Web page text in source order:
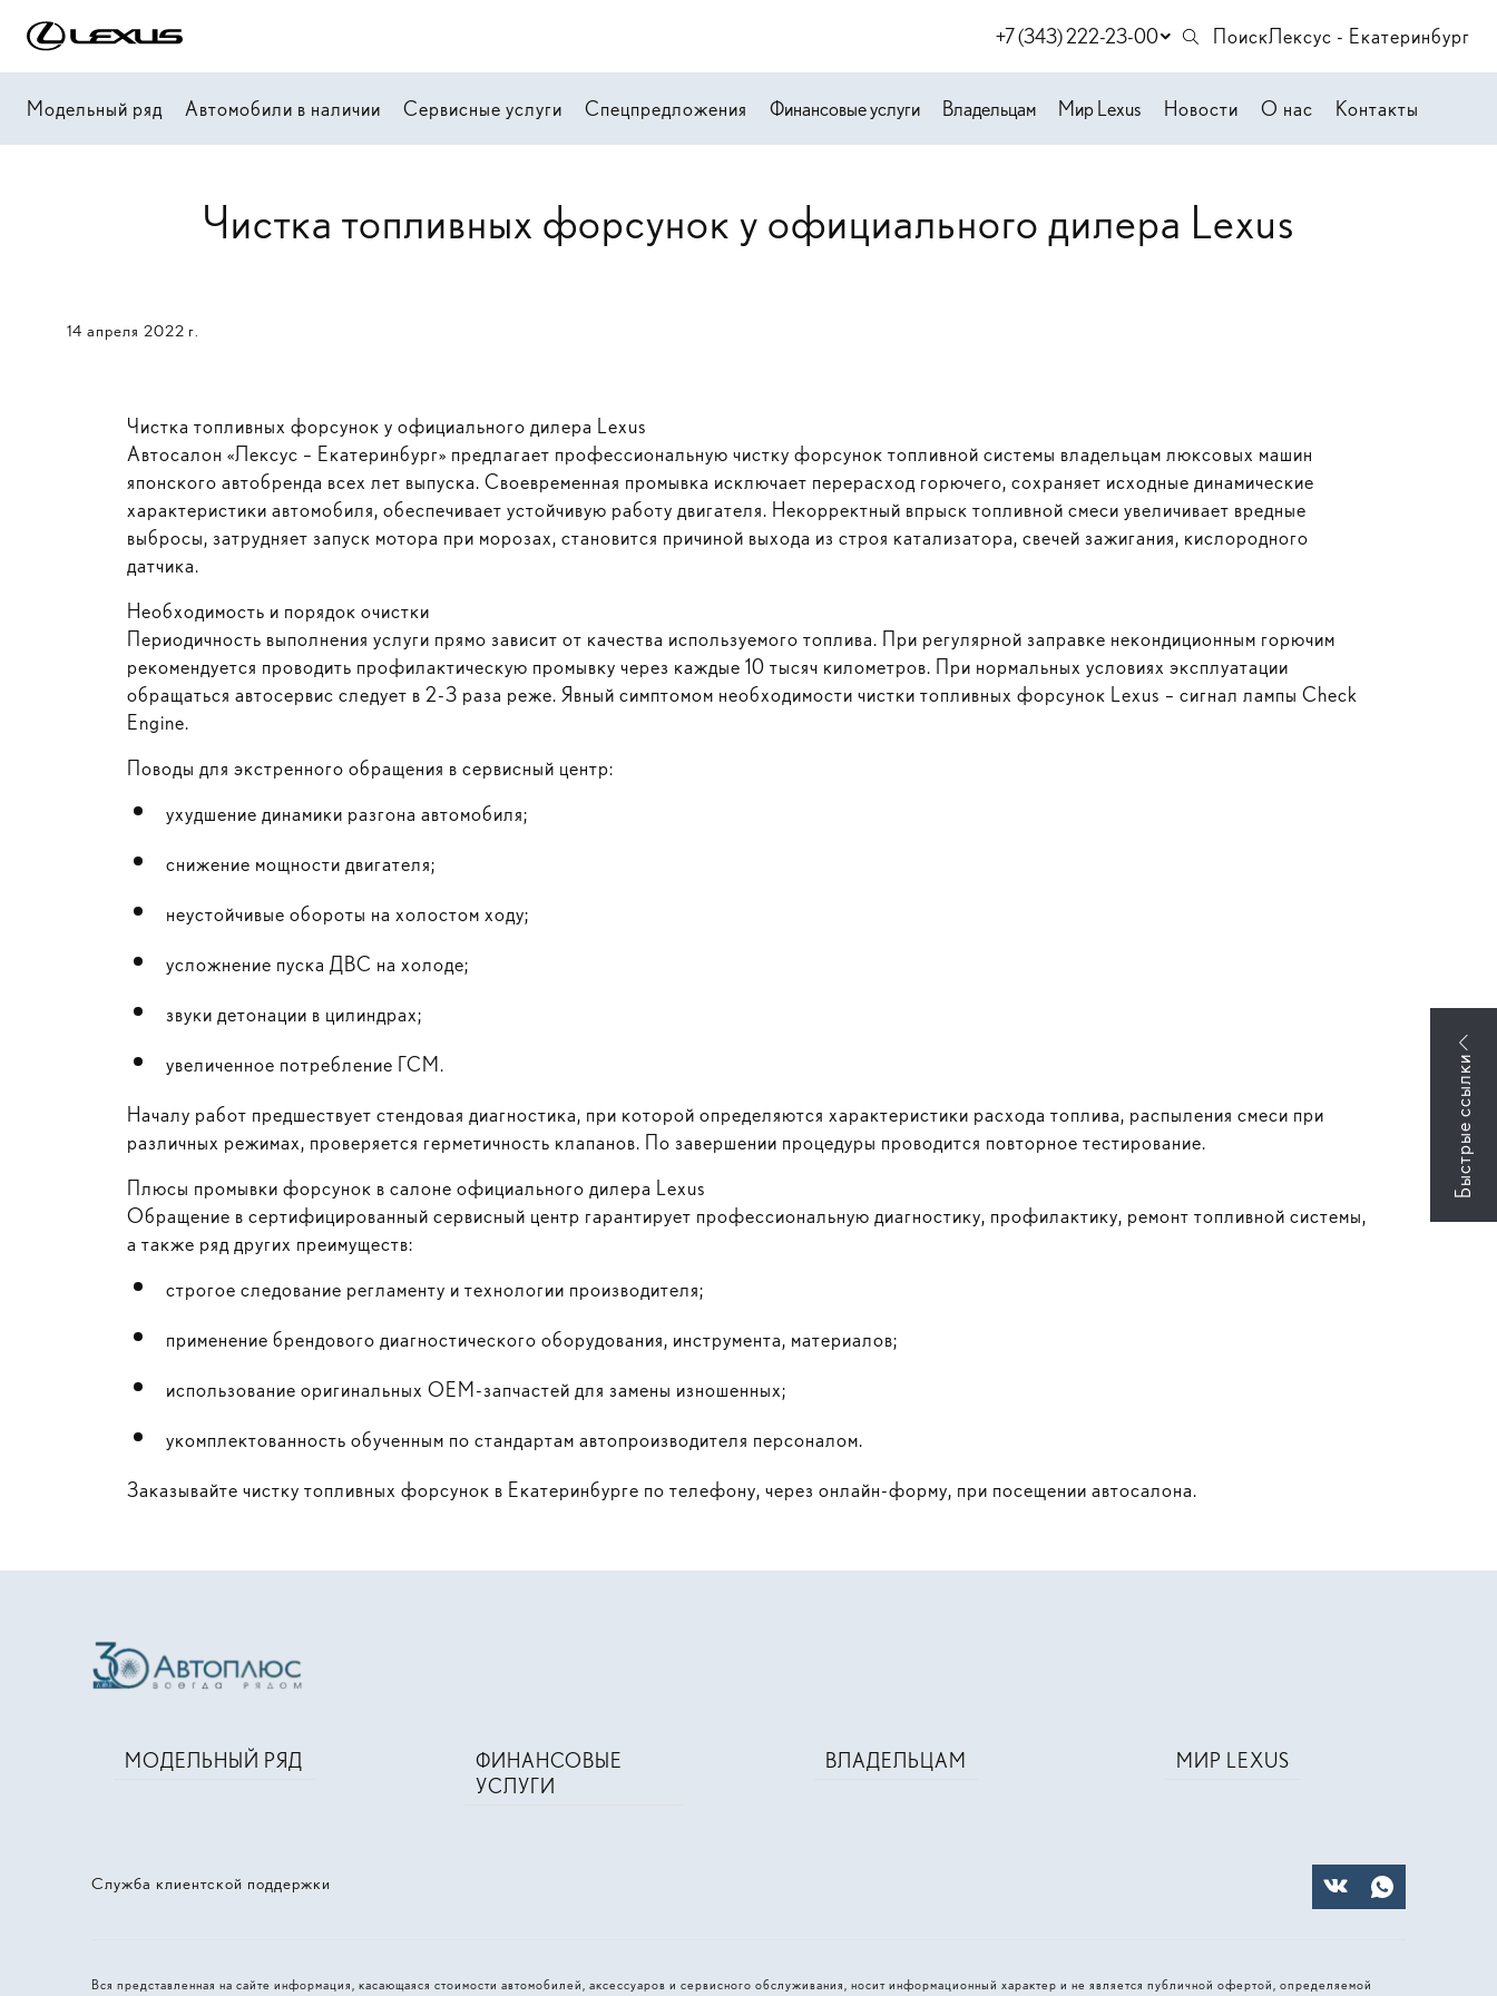
+7 (343) 222-23-00 ПоискЛексус - Екатеринбург
Модельный ряд Автомобили в наличии Сервисные услуги Спецпредложения Финансовые услуги Владельцам Мир Lexus Новости О нас Контакты
Чистка топливных форсунок у официального дилера Lexus
14 апреля 2022 г.
Чистка топливных форсунок у официального дилера Lexus
Автосалон «Лексус – Екатеринбург» предлагает профессиональную чистку форсунок топливной системы владельцам люксовых машин
японского автобренда всех лет выпуска. Своевременная промывка исключает перерасход горючего, сохраняет исходные динамические
характеристики автомобиля, обеспечивает устойчивую работу двигателя. Некорректный впрыск топливной смеси увеличивает вредные
выбросы, затрудняет запуск мотора при морозах, становится причиной выхода из строя катализатора, свечей зажигания, кислородного
датчика.
Необходимость и порядок очистки
Периодичность выполнения услуги прямо зависит от качества используемого топлива. При регулярной заправке некондиционным горючим
рекомендуется проводить профилактическую промывку через каждые 10 тысяч километров. При нормальных условиях эксплуатации
обращаться автосервис следует в 2-3 раза реже. Явный симптомом необходимости чистки топливных форсунок Lexus – сигнал лампы Check
Engine.
Поводы для экстренного обращения в сервисный центр:
ухудшение динамики разгона автомобиля;
снижение мощности двигателя;
неустойчивые обороты на холостом ходу;
усложнение пуска ДВС на холоде;
звуки детонации в цилиндрах;
увеличенное потребление ГСМ.
Началу работ предшествует стендовая диагностика, при которой определяются характеристики расхода топлива, распыления смеси при
различных режимах, проверяется герметичность клапанов. По завершении процедуры проводится повторное тестирование.
Плюсы промывки форсунок в салоне официального дилера Lexus
Обращение в сертифицированный сервисный центр гарантирует профессиональную диагностику, профилактику, ремонт топливной системы,
а также ряд других преимуществ:
строгое следование регламенту и технологии производителя;
применение брендового диагностического оборудования, инструмента, материалов;
использование оригинальных OEM-запчастей для замены изношенных;
укомплектованность обученным по стандартам автопроизводителя персоналом.
Заказывайте чистку топливных форсунок в Екатеринбурге по телефону, через онлайн-форму, при посещении автосалона.
Служба клиентской поддержки
МОДЕЛЬНЫЙ РЯД
ФИНАНСОВЫЕ
УСЛУГИ
ВЛАДЕЛЬЦАМ МИР LEXUS
Вся представленная на сайте информация, касающаяся стоимости автомобилей, аксессуаров и сервисного обслуживания, носит информационный характер и не является публичной офертой, определяемой